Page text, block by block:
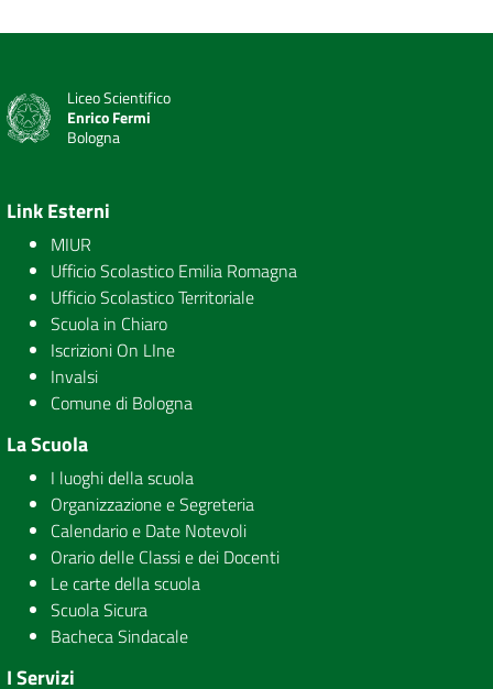
Liceo Scientifico
Enrico Fermi
Bologna
Link Esterni
MIUR
Ufficio Scolastico Emilia Romagna
Ufficio Scolastico Territoriale
Scuola in Chiaro
Iscrizioni On LIne
Invalsi
Comune di Bologna
La Scuola
I luoghi della scuola
Organizzazione e Segreteria
Calendario e Date Notevoli
Orario delle Classi e dei Docenti
Le carte della scuola
Scuola Sicura
Bacheca Sindacale
I Servizi